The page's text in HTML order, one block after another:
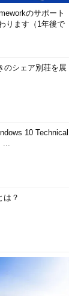
のサポート
ります（1年後で
のシェア別荘を展
10 Technical
...
は？